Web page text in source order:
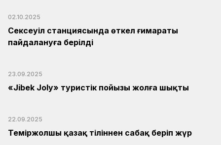
02.10.2025
Сексеуіл станциясында өткел ғимараты
пайдалануға берілді
23.09.2025
«Jibek Joly» туристік пойызы жолға шықты
22.09.2025
Теміржолшы қазақ тіліннен сабақ беріп жүр